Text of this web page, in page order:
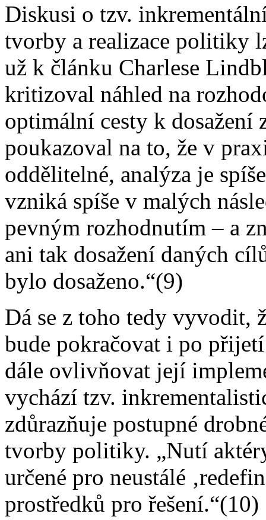
Diskusi o tzv.
tvorby a realizace politiky
už k článku Charlese
kritizoval náhled na
optimální cesty k dosažení
poukazoval na to, že v
oddělitelné, analýza je
vzniká spíše v malých
pevným rozhodnutím – a
ani tak dosažení daných
bylo dosaženo.“(9)
Dá se z toho tedy vyvodit,
bude pokračovat i po
dále ovlivňovat její
vychází tzv.
zdůrazňuje postupné
tvorby politiky. „Nutí
určené pro neustálé
prostředků pro řešení.“(10)